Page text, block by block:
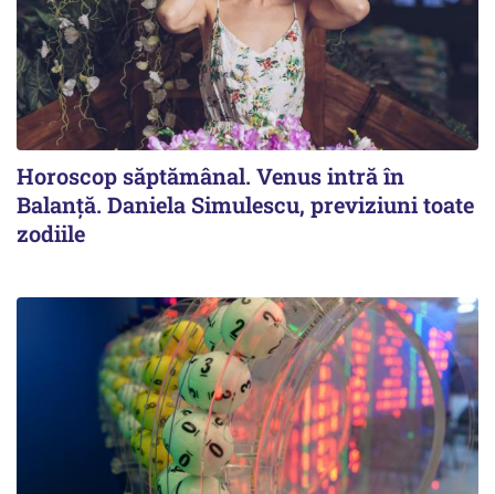
Horoscop săptămânal. Venus intră în
Balanță. Daniela Simulescu, previziuni toate
zodiile